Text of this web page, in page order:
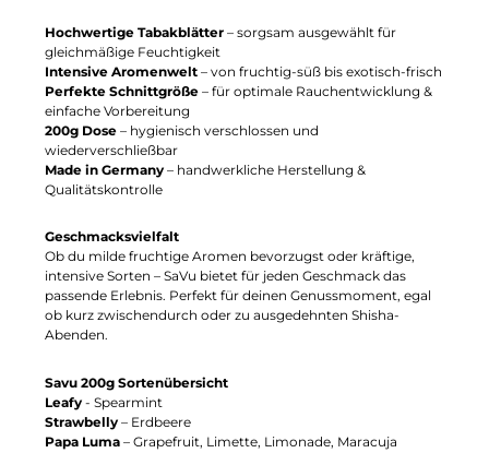
Hochwertige Tabakblätter – sorgsam ausgewählt für
gleichmäßige Feuchtigkeit
Intensive Aromenwelt – von fruchtig-süß bis exotisch-frisch
Perfekte Schnittgröße – für optimale Rauchentwicklung &
einfache Vorbereitung
200g Dose – hygienisch verschlossen und
wiederverschließbar
Made in Germany – handwerkliche Herstellung &
Qualitätskontrolle
Geschmacksvielfalt
Ob du milde fruchtige Aromen bevorzugst oder kräftige,
intensive Sorten – SaVu bietet für jeden Geschmack das
passende Erlebnis. Perfekt für deinen Genussmoment, egal
ob kurz zwischendurch oder zu ausgedehnten Shisha-
Abenden.
Savu 200g Sortenübersicht
Leafy - Spearmint
Strawbelly – Erdbeere
Papa Luma – Grapefruit, Limette, Limonade, Maracuja